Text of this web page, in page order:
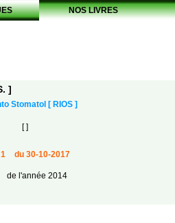
NOS LIVRES
]
Stomatol [ RIOS ]
[ ]
du 30-10-2017
de l'année 2014